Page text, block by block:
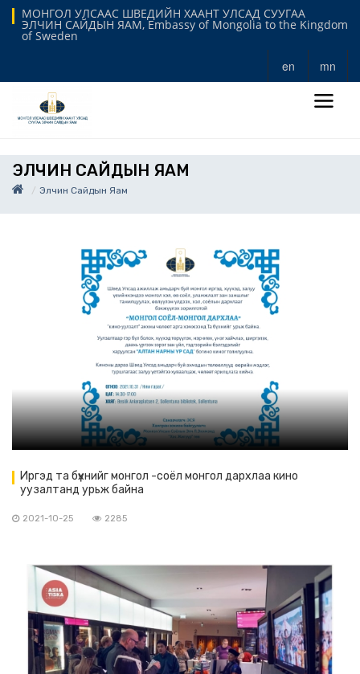
МОНГОЛ УЛСААС ШВЕДИЙН ХААНТ УЛСАД СУУГАА
ЭЛЧИН САЙДЫН ЯАМ, Embassy of Mongolia to the Kingdom
of Sweden
en mn
ЭЛЧИН САЙДЫН ЯАМ
Элчин Сайдын Яам
Иргэд та бүхнийг монгол -соёл монгол дархлаа кино
уузалтанд урьж байна
2021-10-25 2285